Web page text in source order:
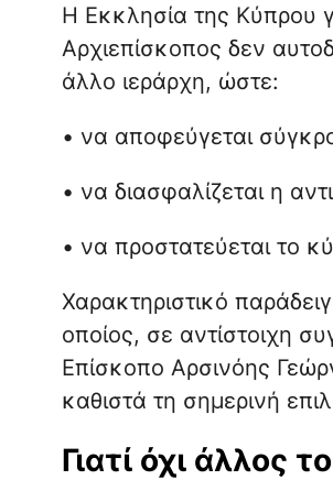
Η Εκκλησία της Κύπρου
Αρχιεπίσκοπος δεν
άλλο ιεράρχη, ώστε:
• να αποφεύγεται
• να διασφαλίζεται η
• να προστατεύεται το
Χαρακτηριστικό
οποίος, σε αντίστοιχη
Επίσκοπο Αρσινόης
καθιστά τη σημερινή
Γιατί όχι άλλος